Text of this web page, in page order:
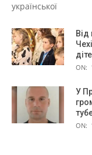
української
ON:
У
ON: